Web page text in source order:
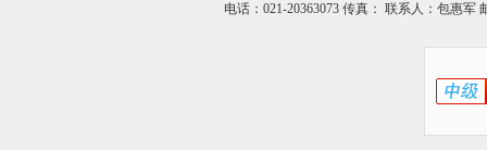
电话：021-20363073 传真： 联系人：包惠军